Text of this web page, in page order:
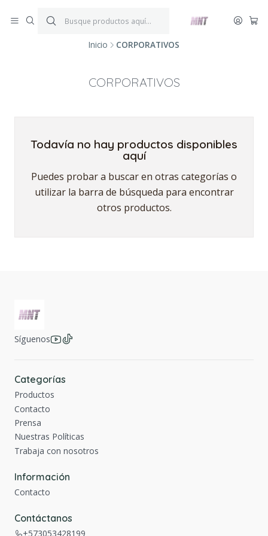
*Aplica condiciones y restricciones*
Inicio CORPORATIVOS
CORPORATIVOS
Todavía no hay productos disponibles
aquí
Puedes probar a buscar en otras categorías o
utilizar la barra de búsqueda para encontrar
otros productos.
Síguenos
Categorías
Productos
Contacto
Prensa
Nuestras Políticas
Trabaja con nosotros
Información
Contacto
Contáctanos
+573053428199